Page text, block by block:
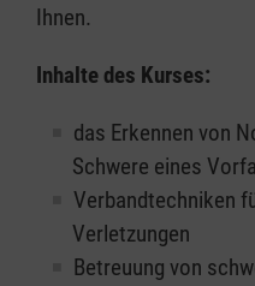
Ihnen.
Inhalte des Kurses:
das Erkennen von
Schwere eines
Verbandtechniken
Verletzungen
Betreuung von